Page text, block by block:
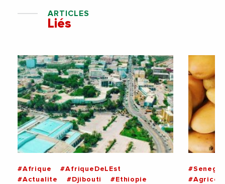
ARTICLES
Liés
#Afrique
#AfriqueDeLEst
#Actualite
#Djibouti
#Ethiopie
#Senegal